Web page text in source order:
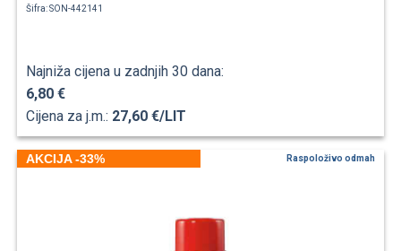
Šifra: SON-442141
Najniža cijena u zadnjih 30 dana:
6,80 €
Cijena za j.m.: 27,60 €/LIT
AKCIJA -33% Raspoloživo odmah